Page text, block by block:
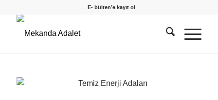
E- bülten’e kayıt ol